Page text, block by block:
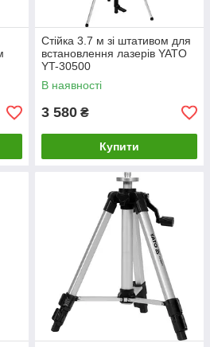
Стійка 3.7 м зі штативом для
встановлення лазерів YATO
YT-30500
В наявності
3 580 ₴
Купити